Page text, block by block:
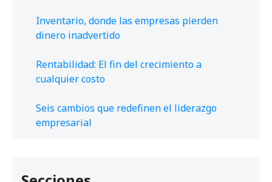
Inventario, donde las empresas pierden
dinero inadvertido
Rentabilidad: El fin del crecimiento a
cualquier costo
Seis cambios que redefinen el liderazgo
empresarial